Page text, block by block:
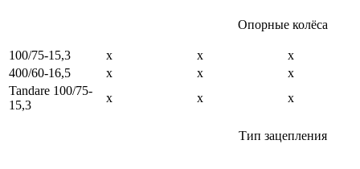
Опорные колёса
100/75-15,3 x x
x
400/60-16,5
x x
x
Tandare 100/75-
15,3
x x x
Тип зацепления